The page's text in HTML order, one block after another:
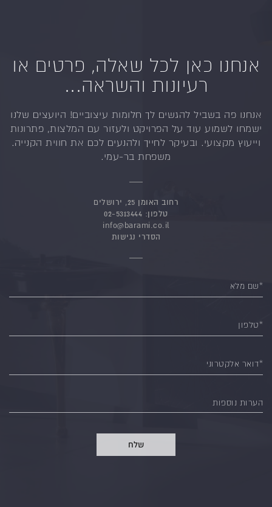
אנחנו כאן לכל שאלה, פרטים או
רעיונות והשראה...
אנחנו פה בשביל להגשים לך חלומות עיצוביים! היועצים שלנו
ישמחו לשמוע עוד על הפרויקט ולעזור עם המלצות, פתרונות
וייעוץ מקצועי. ובעיקר לחייך ולהנעים לכם את חווית הקנייה.
משפחת בר-עמי.
רחוב האומן 25, ירושלים
טלפון: 02-5313444
info@barami.co.il
הסדרי נגישות
*שם מלא
*טלפון
*דואר אלקטרוני
הערות נוספות
שלח